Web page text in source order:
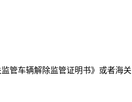
管车辆解除监管证明书》或者海关